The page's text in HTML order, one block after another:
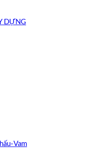
DỰNG
Vam